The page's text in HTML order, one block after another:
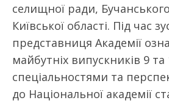
селищної ради,
Київської області. Під час
представниця Академії
майбутніх випускників 9 та
спеціальностями та
до Національної академії